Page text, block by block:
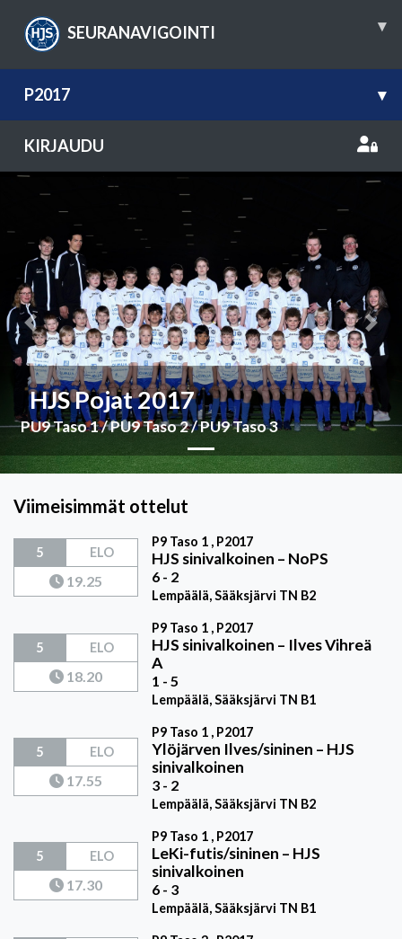
SEURANAVIGOINTI ▾
P2017 ▾
KIRJAUDU
HJS Pojat 2017
PU9 Taso 1 / PU9 Taso 2 / PU9 Taso 3
Previous
Viimeisimmät ottelut
5 ELO
19.25
P9 Taso 1 , P2017
HJS sinivalkoinen – NoPS
6 - 2
Lempäälä, Sääksjärvi TN B2
5 ELO
18.20
P9 Taso 1 , P2017
HJS sinivalkoinen – Ilves Vihreä
A
1 - 5
Lempäälä, Sääksjärvi TN B1
5 ELO
17.55
P9 Taso 1 , P2017
Ylöjärven Ilves/sininen – HJS
sinivalkoinen
3 - 2
Lempäälä, Sääksjärvi TN B2
5 ELO
17.30
P9 Taso 1 , P2017
LeKi-futis/sininen – HJS
sinivalkoinen
6 - 3
Lempäälä, Sääksjärvi TN B1